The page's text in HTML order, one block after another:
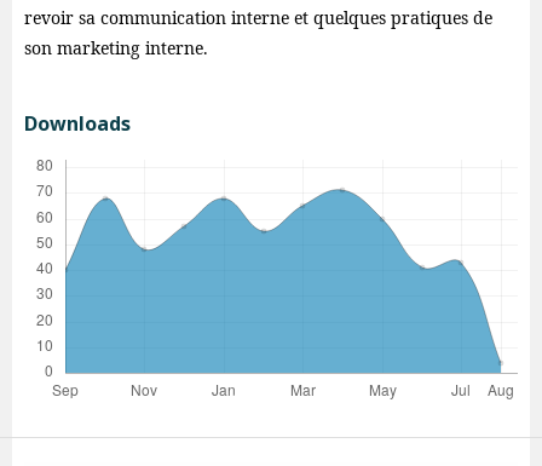
revoir sa communication interne et quelques pratiques de
son marketing interne.
Downloads